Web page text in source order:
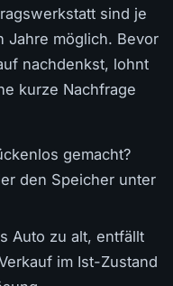
sind je
Jahre möglich. Bevor
nachdenkst, lohnt
kurze Nachfrage
gemacht?
den Speicher unter
Auto zu alt, entfällt
im Ist-Zustand